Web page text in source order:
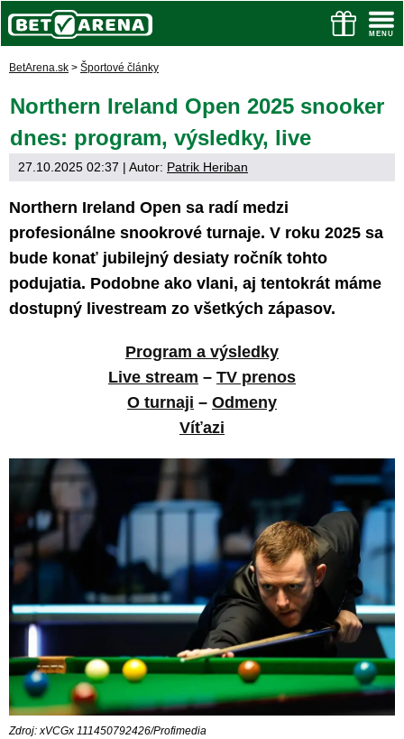
BetArena.sk > Športové články
Northern Ireland Open 2025 snooker
dnes: program, výsledky, live
27.10.2025 02:37 | Autor: Patrik Heriban
Northern Ireland Open sa radí medzi
profesionálne snookrové turnaje. V roku 2025 sa
bude konať jubilejný desiaty ročník tohto
podujatia. Podobne ako vlani, aj tentokrát máme
dostupný livestream zo všetkých zápasov.
Program a výsledky
Live stream – TV prenos
O turnaji – Odmeny
Víťazi
Zdroj: xVCGx 111450792426/Profimedia